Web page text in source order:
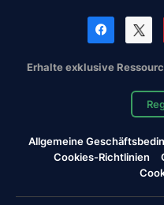
Erhalte exklusive
Allgemeine
Cookies-Richtlinien